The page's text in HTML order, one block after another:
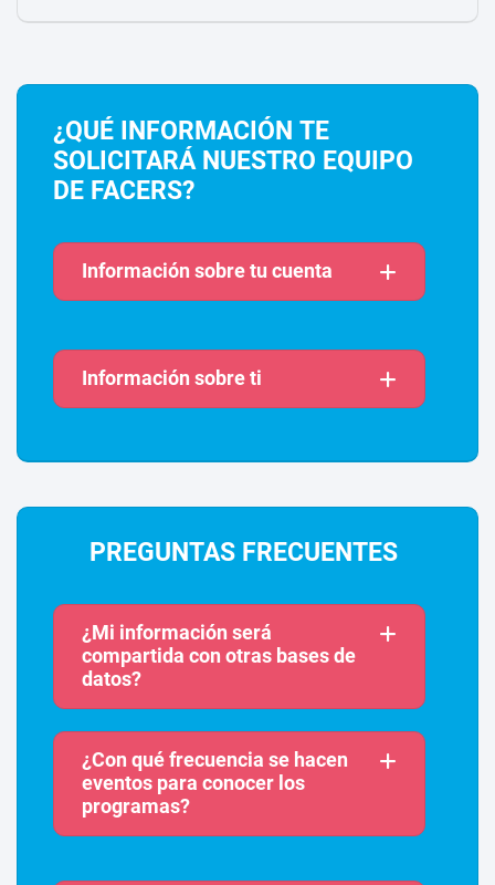
¿QUÉ INFORMACIÓN TE
SOLICITARÁ NUESTRO EQUIPO
DE FACERS?
Información sobre tu cuenta
Información sobre ti
PREGUNTAS FRECUENTES
¿Mi información será
compartida con otras bases de
datos?
¿Con qué frecuencia se hacen
eventos para conocer los
programas?